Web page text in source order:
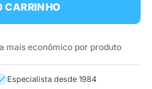
CARRINHO
mais econômico por produto
Especialista desde 1984